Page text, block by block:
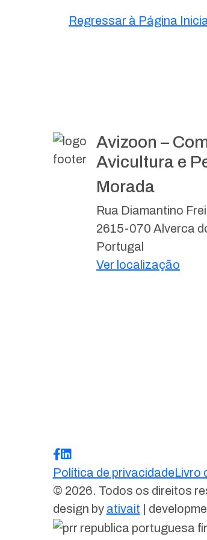
Regressar à Página
Avizoon –
Avicultura e
Morada
Rua Diamantino
2615-070 Alverca
Portugal
Ver localização
Política de privacidadeLivro
© 2026. Todos os direitos
design by ativait |